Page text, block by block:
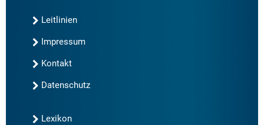
Leitlinien
Impressum
Kontakt
Datenschutz
Lexikon